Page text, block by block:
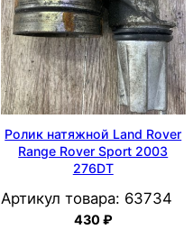
Ролик натяжной Land Rover
Range Rover Sport 2003
276DT
Артикул товара: 63734
430₽